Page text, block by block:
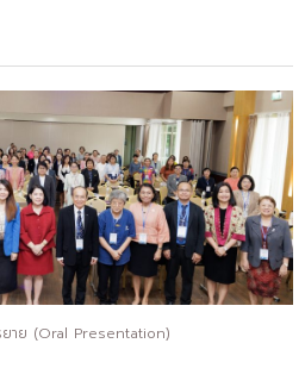
ยาย (Oral Presentation)